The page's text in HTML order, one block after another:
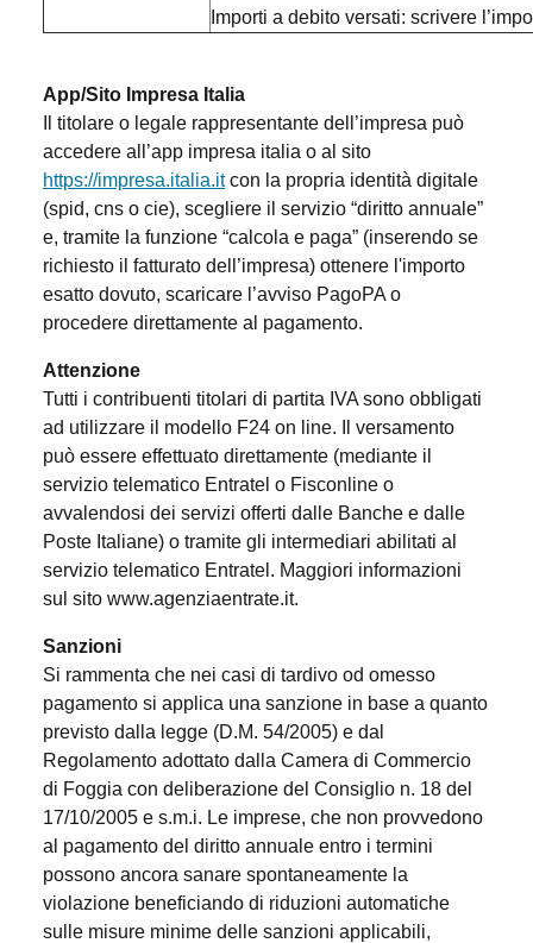
Importi a debito versati: scrivere
App/Sito Impresa Italia
Il titolare o legale rappresentante dell’impresa può
accedere all’app impresa italia o al sito
https://impresa.italia.itcon la propria identità digitale
(spid, cns o cie), scegliere il servizio “diritto annuale”
e, tramite la funzione “calcola e paga” (inserendo se
richiesto il fatturato dell’impresa) ottenere l'importo
esatto dovuto, scaricare l’avviso PagoPA o
procedere direttamente al pagamento.
Attenzione
Tutti i contribuenti titolari di partita IVA sono obbligati
ad utilizzare il modello F24 on line. Il versamento
può essere effettuato direttamente (mediante il
servizio telematico Entratel o Fisconline o
avvalendosi dei servizi offerti dalle Banche e dalle
Poste Italiane) o tramite gli intermediari abilitati al
servizio telematico Entratel. Maggiori informazioni
sul sito www.agenziaentrate.it.
Sanzioni
Si rammenta che nei casi di tardivo od omesso
pagamento si applica una sanzione in base a quanto
previsto dalla legge (D.M. 54/2005) e dal
Regolamento adottato dalla Camera di Commercio
di Foggia con deliberazione del Consiglio n. 18 del
17/10/2005 e s.m.i. Le imprese, che non provvedono
al pagamento del diritto annuale entro i termini
possono ancora sanare spontaneamente la
violazione beneficiando di riduzioni automatiche
sulle misure minime delle sanzioni applicabili,